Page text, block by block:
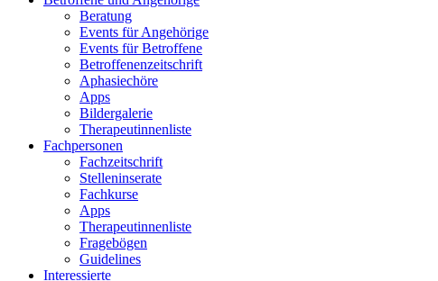
Beratung
Events für Angehörige
Events für Betroffene
Betroffenenzeitschrift
Aphasiechöre
Apps
Bildergalerie
Therapeutinnenliste
Fachpersonen
Fachzeitschrift
Stelleninserate
Fachkurse
Apps
Therapeutinnenliste
Fragebögen
Guidelines
Interessierte